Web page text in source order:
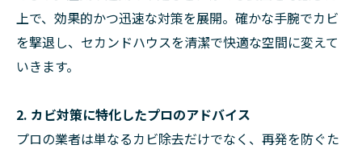
上で、効果的かつ迅速な対策を展開。確かな手腕でカビ
を撃退し、セカンドハウスを清潔で快適な空間に変えて
いきます。
2. カビ対策に特化したプロのアドバイス
プロの業者は単なるカビ除去だけでなく、再発を防ぐた